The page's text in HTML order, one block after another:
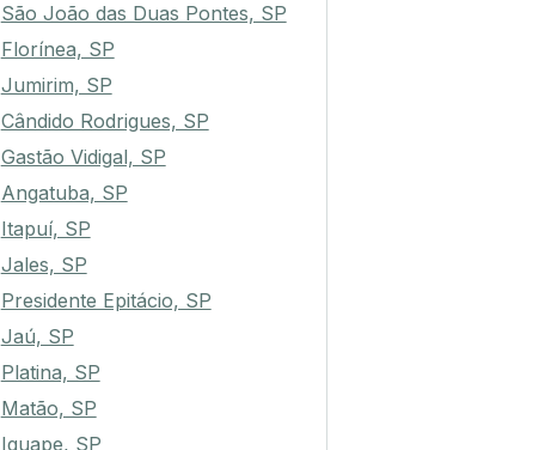
São João das Duas Pontes, SP
Florínea, SP
Jumirim, SP
Cândido Rodrigues, SP
Gastão Vidigal, SP
Angatuba, SP
Itapuí, SP
Jales, SP
Presidente Epitácio, SP
Jaú, SP
Platina, SP
Matão, SP
Iguape, SP